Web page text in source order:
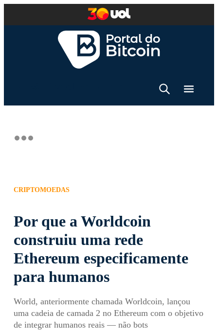
CRIPTOMOEDAS
Por que a Worldcoin
construiu uma rede
Ethereum especificamente
para humanos
World, anteriormente chamada Worldcoin, lançou
uma cadeia de camada 2 no Ethereum com o objetivo
de integrar humanos reais — não bots